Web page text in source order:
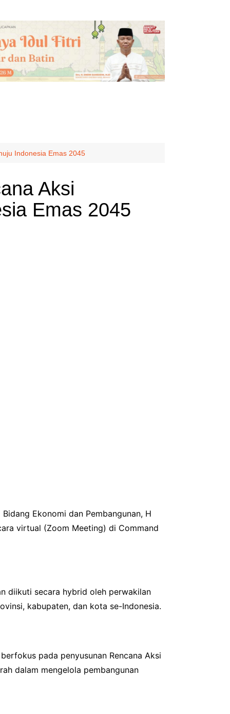
Indonesia Emas 2045
Aksi
Emas 2045
Ekonomi dan Pembangunan, H
virtual (Zoom Meeting) di Command
diikuti secara hybrid oleh perwakilan
kabupaten, dan kota se-Indonesia.
pada penyusunan Rencana Aksi
dalam mengelola pembangunan